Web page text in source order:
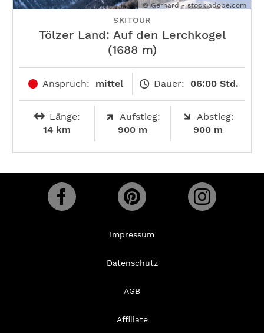
© Gerhard - stock.adobe.com
SKITOUR
Tölzer Land: Auf den Lerchkogel
(1688 m)
Anspruch: mittel Dauer: 06:00 Std.
Länge:
14 km
Aufstieg:
900 m
Abstieg:
900 m
Impressum
Datenschutz
AGB
Affiliate